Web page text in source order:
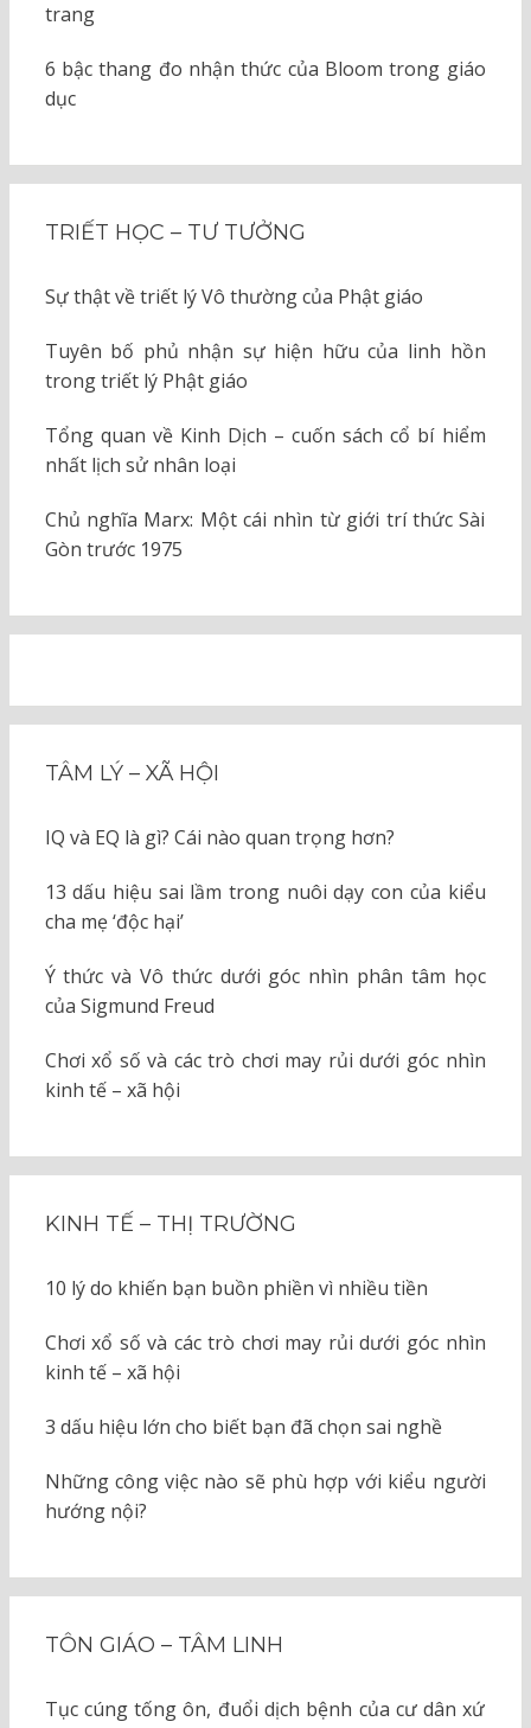
trang
6 bậc thang đo nhận thức của Bloom trong giáo
dục
TRIẾT HỌC – TƯ TƯỞNG
Sự thật về triết lý Vô thường của Phật giáo
Tuyên bố phủ nhận sự hiện hữu của linh hồn
trong triết lý Phật giáo
Tổng quan về Kinh Dịch – cuốn sách cổ bí hiểm
nhất lịch sử nhân loại
Chủ nghĩa Marx: Một cái nhìn từ giới trí thức Sài
Gòn trước 1975
TÂM LÝ – XÃ HỘI
IQ và EQ là gì? Cái nào quan trọng hơn?
13 dấu hiệu sai lầm trong nuôi dạy con của kiểu
cha mẹ ‘độc hại’
Ý thức và Vô thức dưới góc nhìn phân tâm học
của Sigmund Freud
Chơi xổ số và các trò chơi may rủi dưới góc nhìn
kinh tế – xã hội
KINH TẾ – THỊ TRƯỜNG
10 lý do khiến bạn buồn phiền vì nhiều tiền
Chơi xổ số và các trò chơi may rủi dưới góc nhìn
kinh tế – xã hội
3 dấu hiệu lớn cho biết bạn đã chọn sai nghề
Những công việc nào sẽ phù hợp với kiểu người
hướng nội?
TÔN GIÁO – TÂM LINH
Tục cúng tống ôn, đuổi dịch bệnh của cư dân xứ